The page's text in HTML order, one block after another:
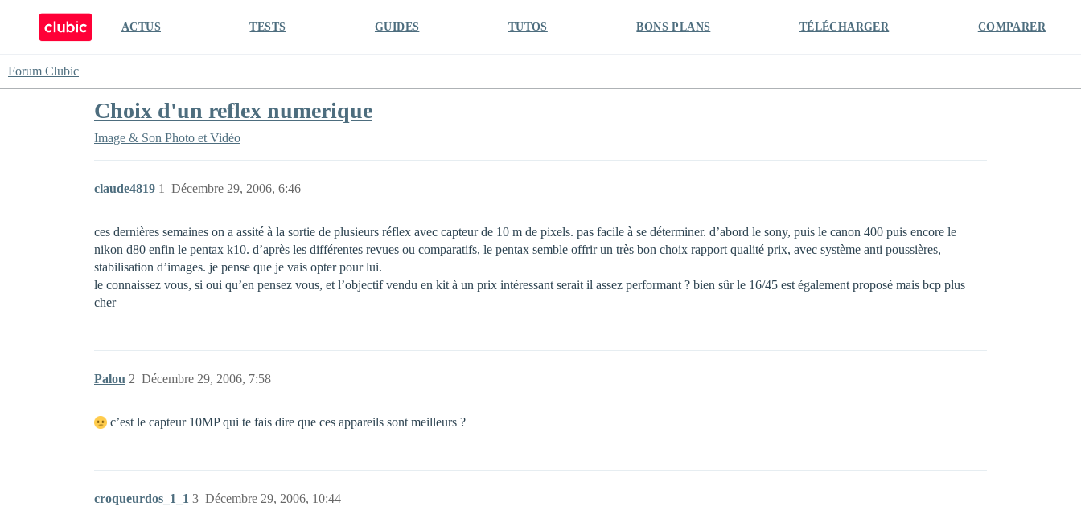
ACTUS TESTS GUIDES TUTOS BONS PLANS TÉLÉCHARGER COMPARER
Forum Clubic
Choix d'un reflex numerique
Image & Son Photo et Vidéo
claude4819 Décembre 29, 2006, 6:46
1
ces dernières semaines on a assité à la sortie de plusieurs réflex avec capteur de 10 m de pixels. pas facile à se déterminer. d’abord le sony, puis le canon 400 puis encore le
nikon d80 enfin le pentax k10. d’après les différentes revues ou comparatifs, le pentax semble offrir un très bon choix rapport qualité prix, avec système anti poussières,
stabilisation d’images. je pense que je vais opter pour lui.
le connaissez vous, si oui qu’en pensez vous, et l’objectif vendu en kit à un prix intéressant serait il assez performant ? bien sûr le 16/45 est également proposé mais bcp plus
cher
Palou Décembre 29, 2006, 7:58
2
c’est le capteur 10MP qui te fais dire que ces appareils sont meilleurs ?
croqueurdos_1_1 Décembre 29, 2006, 10:44
3